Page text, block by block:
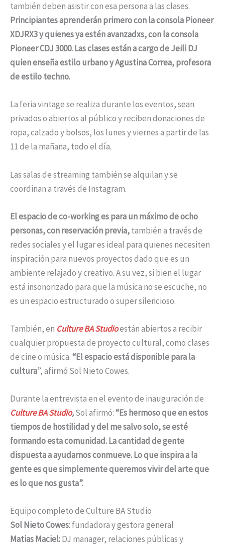
también deben asistir con esa persona a las clases.
Principiantes aprenderán primero con la consola Pioneer
XDJRX3 y quienes ya estén avanzadxs, con la consola
Pioneer CDJ 3000. Las clases están a cargo de Jeili DJ
quien enseña estilo urbano y Agustina Correa, profesora
de estilo techno.
La feria vintage se realiza durante los eventos, sean
privados o abiertos al público y reciben donaciones de
ropa, calzado y bolsos, los lunes y viernes a partir de las
11 de la mañana, todo el día.
Las salas de streaming también se alquilan y se
coordinan a través de Instagram.
El espacio de co-working es para un máximo de ocho
personas, con reservación previa,también a través de
redes sociales y el lugar es ideal para quienes necesiten
inspiración para nuevos proyectos dado que es un
ambiente relajado y creativo. A su vez, si bien el lugar
está insonorizado para que la música no se escuche, no
es un espacio estructurado o super silencioso.
También, en Culture BA Studioestán abiertos a recibir
cualquier propuesta de proyecto cultural, como clases
de cine o música.“El espacio está disponible para la
cultura”, afirmó Sol Nieto Cowes.
Durante la entrevista en el evento de inauguración de
Culture BA Studio,Sol afirmó:“Es hermoso que en estos
tiempos de hostilidad y del me salvo solo, se esté
formando esta comunidad. La cantidad de gente
dispuesta a ayudarnos conmueve. Lo que inspira a la
gente es que simplemente queremos vivir del arte que
es lo que nos gusta”.
Equipo completo de Culture BA Studio
Sol Nieto Cowes: fundadora y gestora general
Matias Maciel:DJ manager, relaciones públicas y